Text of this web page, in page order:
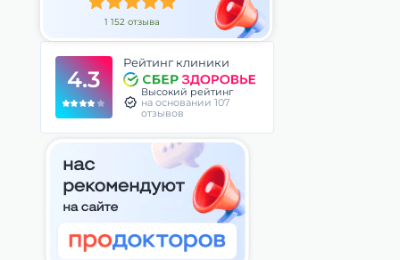
1 152 отзыва
4.3
Рейтинг клиники
Высокий рейтинг
на основании 107
отзывов